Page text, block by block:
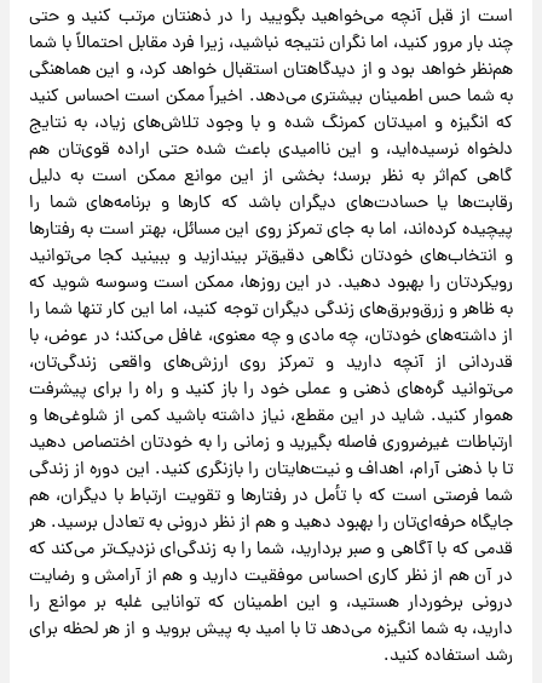
است از قبل آنچه می‌خواهید بگویید را در ذهنتان مرتب کنید و حتی
چند بار مرور کنید، اما نگران نتیجه نباشید، زیرا فرد مقابل احتمالاً با شما
هم‌نظر خواهد بود و از دیدگاهتان استقبال خواهد کرد، و این هماهنگی
به شما حس اطمینان بیشتری می‌دهد. اخیراً ممکن است احساس کنید
که انگیزه و امیدتان کمرنگ شده و با وجود تلاش‌های زیاد، به نتایج
دلخواه نرسیده‌اید، و این ناامیدی باعث شده حتی اراده قوی‌تان هم
گاهی کم‌اثر به نظر برسد؛ بخشی از این موانع ممکن است به دلیل
رقابت‌ها یا حسادت‌های دیگران باشد که کارها و برنامه‌های شما را
پیچیده کرده‌اند، اما به جای تمرکز روی این مسائل، بهتر است به رفتارها
و انتخاب‌های خودتان نگاهی دقیق‌تر بیندازید و ببینید کجا می‌توانید
رویکردتان را بهبود دهید. در این روزها، ممکن است وسوسه شوید که
به ظاهر و زرق‌وبرق‌های زندگی دیگران توجه کنید، اما این کار تنها شما را
از داشته‌های خودتان، چه مادی و چه معنوی، غافل می‌کند؛ در عوض، با
قدردانی از آنچه دارید و تمرکز روی ارزش‌های واقعی زندگی‌تان،
می‌توانید گره‌های ذهنی و عملی خود را باز کنید و راه را برای پیشرفت
هموار کنید. شاید در این مقطع، نیاز داشته باشید کمی از شلوغی‌ها و
ارتباطات غیرضروری فاصله بگیرید و زمانی را به خودتان اختصاص دهید
تا با ذهنی آرام، اهداف و نیت‌هایتان را بازنگری کنید. این دوره از زندگی
شما فرصتی است که با تأمل در رفتارها و تقویت ارتباط با دیگران، هم
جایگاه حرفه‌ای‌تان را بهبود دهید و هم از نظر درونی به تعادل برسید. هر
قدمی که با آگاهی و صبر بردارید، شما را به زندگی‌ای نزدیک‌تر می‌کند که
در آن هم از نظر کاری احساس موفقیت دارید و هم از آرامش و رضایت
درونی برخوردار هستید، و این اطمینان که توانایی غلبه بر موانع را
دارید، به شما انگیزه می‌دهد تا با امید به پیش بروید و از هر لحظه برای
رشد استفاده کنید.